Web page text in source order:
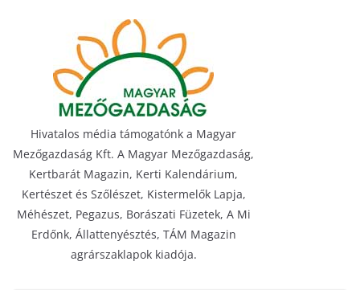
Hivatalos média támogatónk a Magyar
Mezőgazdaság Kft. A Magyar Mezőgazdaság,
Kertbarát Magazin, Kerti Kalendárium,
Kertészet és Szőlészet, Kistermelők Lapja,
Méhészet, Pegazus, Borászati Füzetek, A Mi
Erdőnk, Állattenyésztés, TÁM Magazin
agrárszaklapok kiadója.